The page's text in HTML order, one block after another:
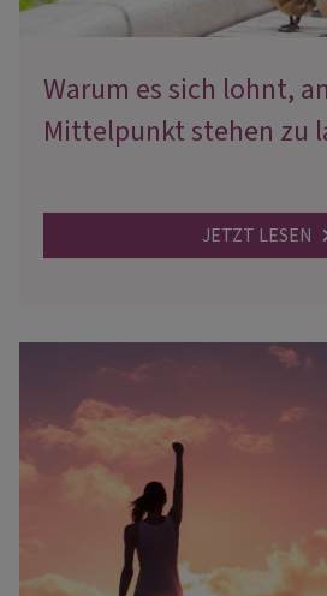
Warum es sich lohnt,
Mittelpunkt stehen zu
JETZT LESEN